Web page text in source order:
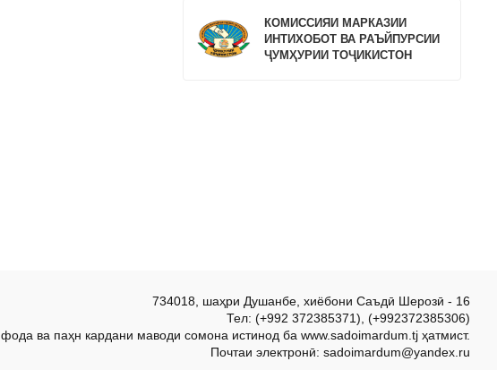
КОМИССИЯИ МАРКАЗИИ
ИНТИХОБОТ ВА РАЪЙПУРСИИ
ҶУМҲУРИИ ТОҶИКИСТОН
734018, шаҳри Душанбе, хиёбони Саъдӣ Шерозӣ - 16
Тел: (+992 372385371), (+992372385306)
ва паҳн кардани маводи сомона истинод ба www.sadoimardum.tj ҳатмист.
Почтаи электронӣ: sadoimardum@yandex.ru